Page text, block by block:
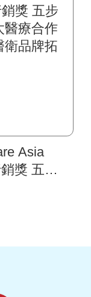
Asia
獎 五步